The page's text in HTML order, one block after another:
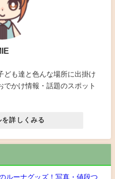
ども達と色んな場所に出掛け
でかけ情報・話題のスポット
詳しくみる
ルーナグッズ！写真・値段つ